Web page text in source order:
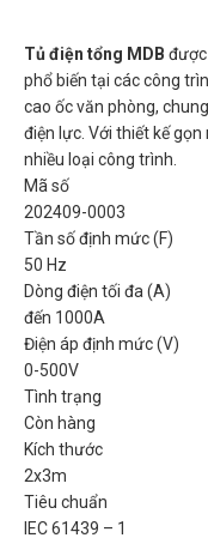
Tủ điện tổng MDB
phổ biến tại các công
cao ốc văn phòng,
điện lực. Với thiết kế
nhiều loại công trình.
Mã số
202409-0003
Tần số định mức (F)
50 Hz
Dòng điện tối đa (A)
đến 1000A
Điện áp định mức (V)
0-500V
Tình trạng
Còn hàng
Kích thước
2x3m
Tiêu chuẩn
IEC 61439 – 1